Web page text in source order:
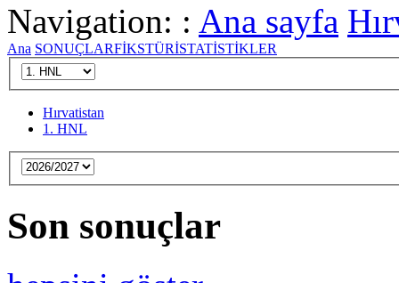
Navigation: : Ana sayfa
Ana SONUÇLARFİKSTÜRİSTATİSTİKLER
Hırvatistan
1. HNL
Son sonuçlar